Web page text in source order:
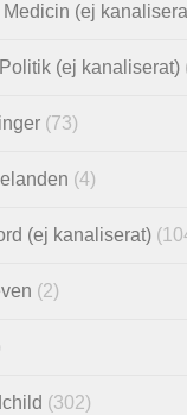
(ej
(ej kanaliserat)
(73)
(4)
(ej kanaliserat)
(2)
(302)